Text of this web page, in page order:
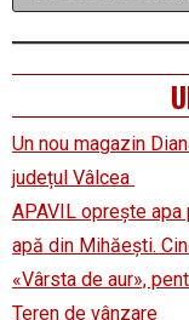
Un nou magazin
județul Vâlcea
APAVIL oprește
apă din Mihăești.
«Vârsta de aur»,
Teren de vânzare